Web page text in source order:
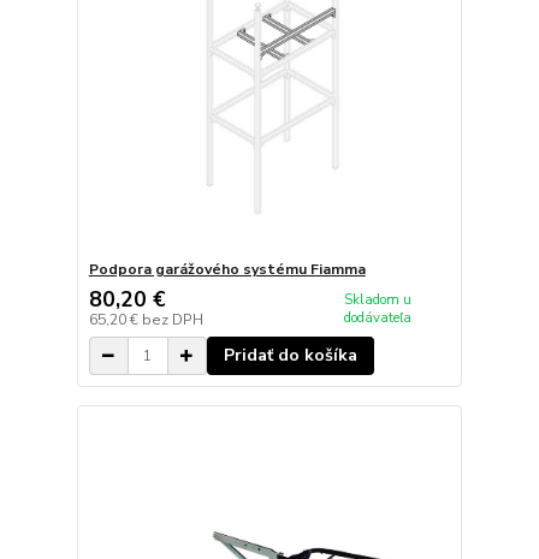
Podpora garážového systému Fiamma
80,20 €
65,20 € bez DPH
Skladom u
dodávateľa
Pridať do košíka